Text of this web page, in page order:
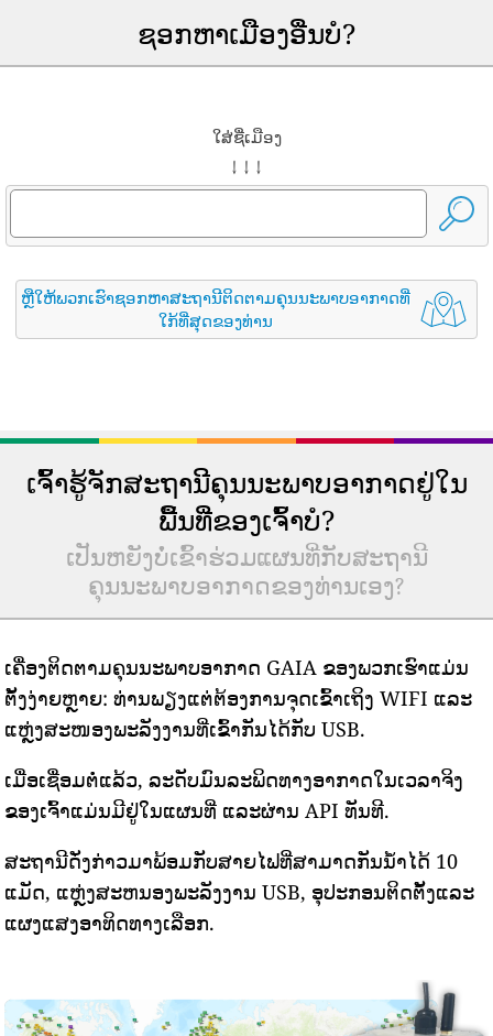
ຊອກຫາເມືອງອື່ນບໍ?
ໃສ່ຊື່ເມືອງ
↓ ↓ ↓
ຫຼືໃຫ້ພວກເຮົາຊອກຫາສະຖານີຕິດຕາມຄຸນນະພາບອາກາດທີ່
ໃກ້ທີ່ສຸດຂອງທ່ານ
ເຈົ້າຮູ້ຈັກສະຖານີຄຸນນະພາບອາກາດຢູ່ໃນ
ພື້ນທີ່ຂອງເຈົ້າບໍ?
ເປັນຫຍັງບໍ່ເຂົ້າຮ່ວມແຜນທີ່ກັບສະຖານີ
ຄຸນນະພາບອາກາດຂອງທ່ານເອງ?
ເຄື່ອງຕິດຕາມຄຸນນະພາບອາກາດ GAIA ຂອງພວກເຮົາແມ່ນ
ຕັ້ງງ່າຍຫຼາຍ: ທ່ານພຽງແຕ່ຕ້ອງການຈຸດເຂົ້າເຖິງ WIFI ແລະ
ແຫຼ່ງສະໜອງພະລັງງານທີ່ເຂົ້າກັນໄດ້ກັບ USB.
ເມື່ອເຊື່ອມຕໍ່ແລ້ວ, ລະດັບມົນລະພິດທາງອາກາດໃນເວລາຈິງ
ຂອງເຈົ້າແມ່ນມີຢູ່ໃນແຜນທີ່ ແລະຜ່ານ API ທັນທີ.
ສະຖານີດັ່ງກ່າວມາພ້ອມກັບສາຍໄຟທີ່ສາມາດກັນນ້ໍາໄດ້ 10
ແມັດ, ແຫຼ່ງສະຫນອງພະລັງງານ USB, ອຸປະກອນຕິດຕັ້ງແລະ
ແຜງແສງອາທິດທາງເລືອກ.